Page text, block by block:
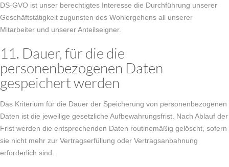
DS-GVO ist unser berechtigtes Interesse die Durchführung unserer
Geschäftstätigkeit zugunsten des Wohlergehens all unserer
Mitarbeiter und unserer Anteilseigner.
11. Dauer, für die die
personenbezogenen Daten
gespeichert werden
Das Kriterium für die Dauer der Speicherung von personenbezogenen
Daten ist die jeweilige gesetzliche Aufbewahrungsfrist. Nach Ablauf der
Frist werden die entsprechenden Daten routinemäßig gelöscht, sofern
sie nicht mehr zur Vertragserfüllung oder Vertragsanbahnung
erforderlich sind.